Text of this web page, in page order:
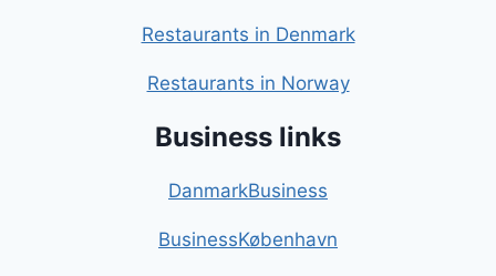
Restaurants in Denmark
Restaurants in Norway
Business links
DanmarkBusiness
BusinessKøbenhavn